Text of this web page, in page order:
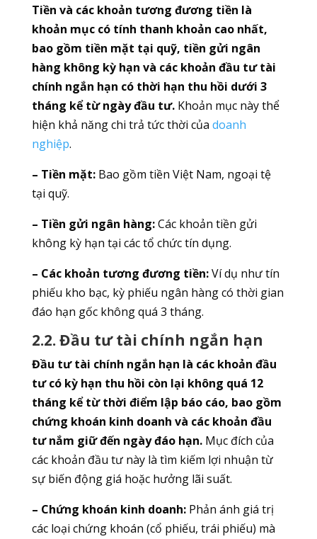
Tiền và các khoản tương đương tiền là
khoản mục có tính thanh khoản cao nhất,
bao gồm tiền mặt tại quỹ, tiền gửi ngân
hàng không kỳ hạn và các khoản đầu tư tài
chính ngắn hạn có thời hạn thu hồi dưới 3
tháng kể từ ngày đầu tư.Khoản mục này thể
hiện khả năng chi trả tức thời của doanh
nghiệp.
– Tiền mặt:Bao gồm tiền Việt Nam, ngoại tệ
tại quỹ.
– Tiền gửi ngân hàng:Các khoản tiền gửi
không kỳ hạn tại các tổ chức tín dụng.
– Các khoản tương đương tiền:Ví dụ như tín
phiếu kho bạc, kỳ phiếu ngân hàng có thời gian
đáo hạn gốc không quá 3 tháng.
2.2. Đầu tư tài chính ngắn hạn
Đầu tư tài chính ngắn hạn là các khoản đầu
tư có kỳ hạn thu hồi còn lại không quá 12
tháng kể từ thời điểm lập báo cáo, bao gồm
chứng khoán kinh doanh và các khoản đầu
tư nắm giữ đến ngày đáo hạn.Mục đích của
các khoản đầu tư này là tìm kiếm lợi nhuận từ
sự biến động giá hoặc hưởng lãi suất.
– Chứng khoán kinh doanh:Phản ánh giá trị
các loại chứng khoán (cổ phiếu, trái phiếu) mà